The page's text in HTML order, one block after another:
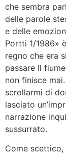
che sembra
delle parole
e delle
Portti 1/1986»
regno che era
passare Il
non finisce
scrollarmi di
lasciato
narrazione
sussurrato.
Come